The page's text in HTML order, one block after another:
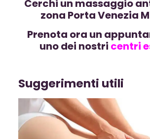
Cerchi un massaggio
zona Porta Venezia
Prenota ora un
uno dei nostri centri
Suggerimenti utili